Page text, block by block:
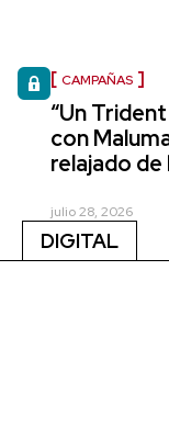
CAMPAÑAS
“Un
con
relajado de
julio 28, 2026
DIGITAL